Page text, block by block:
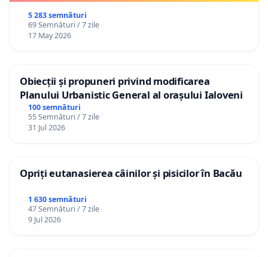
5 283 semnături
69 Semnături / 7 zile
17 May 2026
Obiecții și propuneri privind modificarea
Planului Urbanistic General al orașului Ialoveni
100 semnături
55 Semnături / 7 zile
31 Jul 2026
Opriți eutanasierea câinilor și pisicilor în Bacău
1 630 semnături
47 Semnături / 7 zile
9 Jul 2026